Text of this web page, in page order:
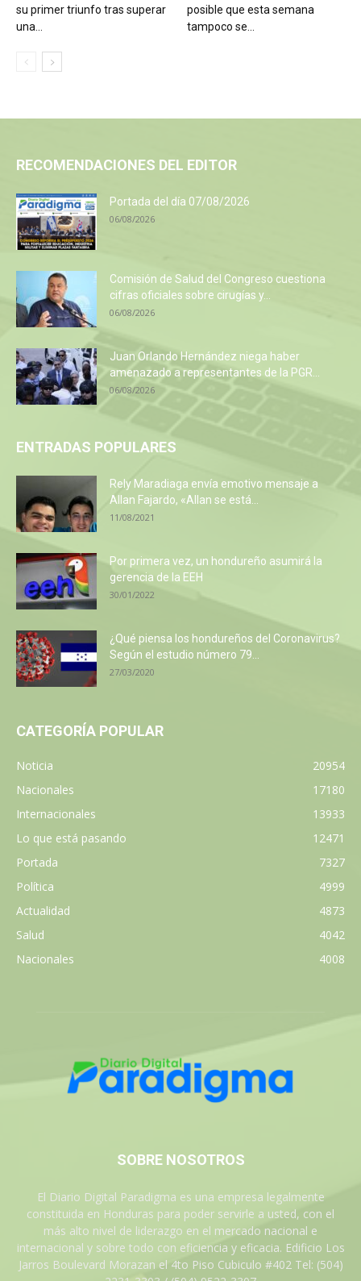
su primer triunfo tras superar
una...
posible que esta semana
tampoco se...
RECOMENDACIONES DEL EDITOR
Portada del día 07/08/2026
06/08/2026
Comisión de Salud del Congreso cuestiona
cifras oficiales sobre cirugías y...
06/08/2026
Juan Orlando Hernández niega haber
amenazado a representantes de la PGR...
06/08/2026
ENTRADAS POPULARES
Rely Maradiaga envía emotivo mensaje a
Allan Fajardo, «Allan se está...
11/08/2021
Por primera vez, un hondureño asumirá la
gerencia de la EEH
30/01/2022
¿Qué piensa los hondureños del Coronavirus?
Según el estudio número 79...
27/03/2020
CATEGORÍA POPULAR
Noticia
20954
Nacionales
17180
Internacionales
13933
Lo que está pasando
12471
Portada
7327
Política
4999
Actualidad
4873
Salud
4042
Nacionales
4008
SOBRE NOSOTROS
El Diario Digital Paradigma es una empresa legalmente
constituida en Honduras para poder servirle a usted, con el
más alto nivel de liderazgo en el mercado nacional e
internacional y sobre todo con eficiencia y eficacia. Edificio Los
Jarros Boulevard Morazan el 4to Piso Cubiculo #402 Tel: (504)